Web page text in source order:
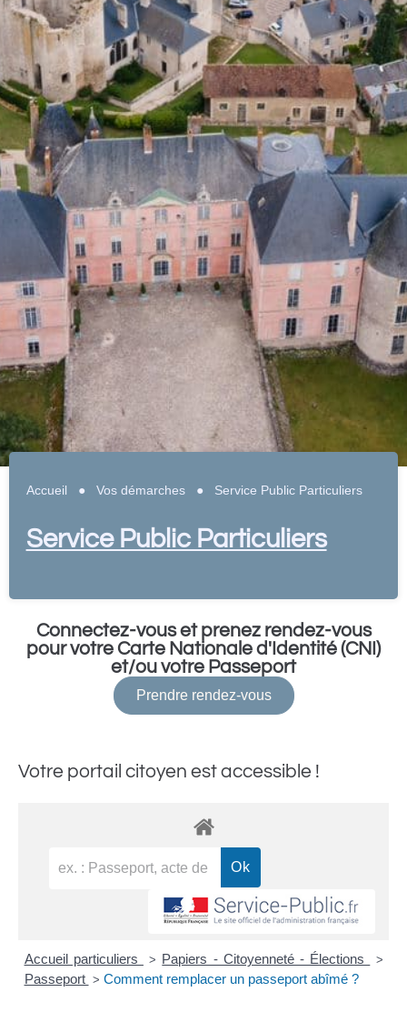
Accueil ● Vos démarches● Service Public Particuliers
Service Public Particuliers
Connectez-vous et prenez rendez-vous
pour votre Carte Nationale d'Identité (CNI)
et/ou votre Passeport
Prendre rendez-vous
Votre portail citoyen est accessible !
Accueil particuliers > Papiers - Citoyenneté - Élections >
Passeport > Comment remplacer un passeport abîmé ?